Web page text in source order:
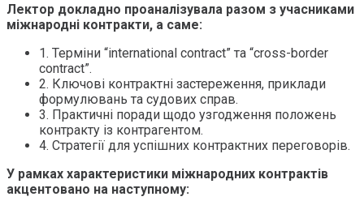
Лектор докладно проаналізувала разом з учасниками
міжнародні контракти, а саме:
1. Терміни “international contract” та “cross-border
contract”.
2. Ключові контрактні застереження, приклади
формулювань та судових справ.
3. Практичні поради щодо узгодження положень
контракту із контрагентом.
4. Стратегії для успішних контрактних переговорів.
У рамках характеристики міжнародних контрактів
акцентовано на наступному: